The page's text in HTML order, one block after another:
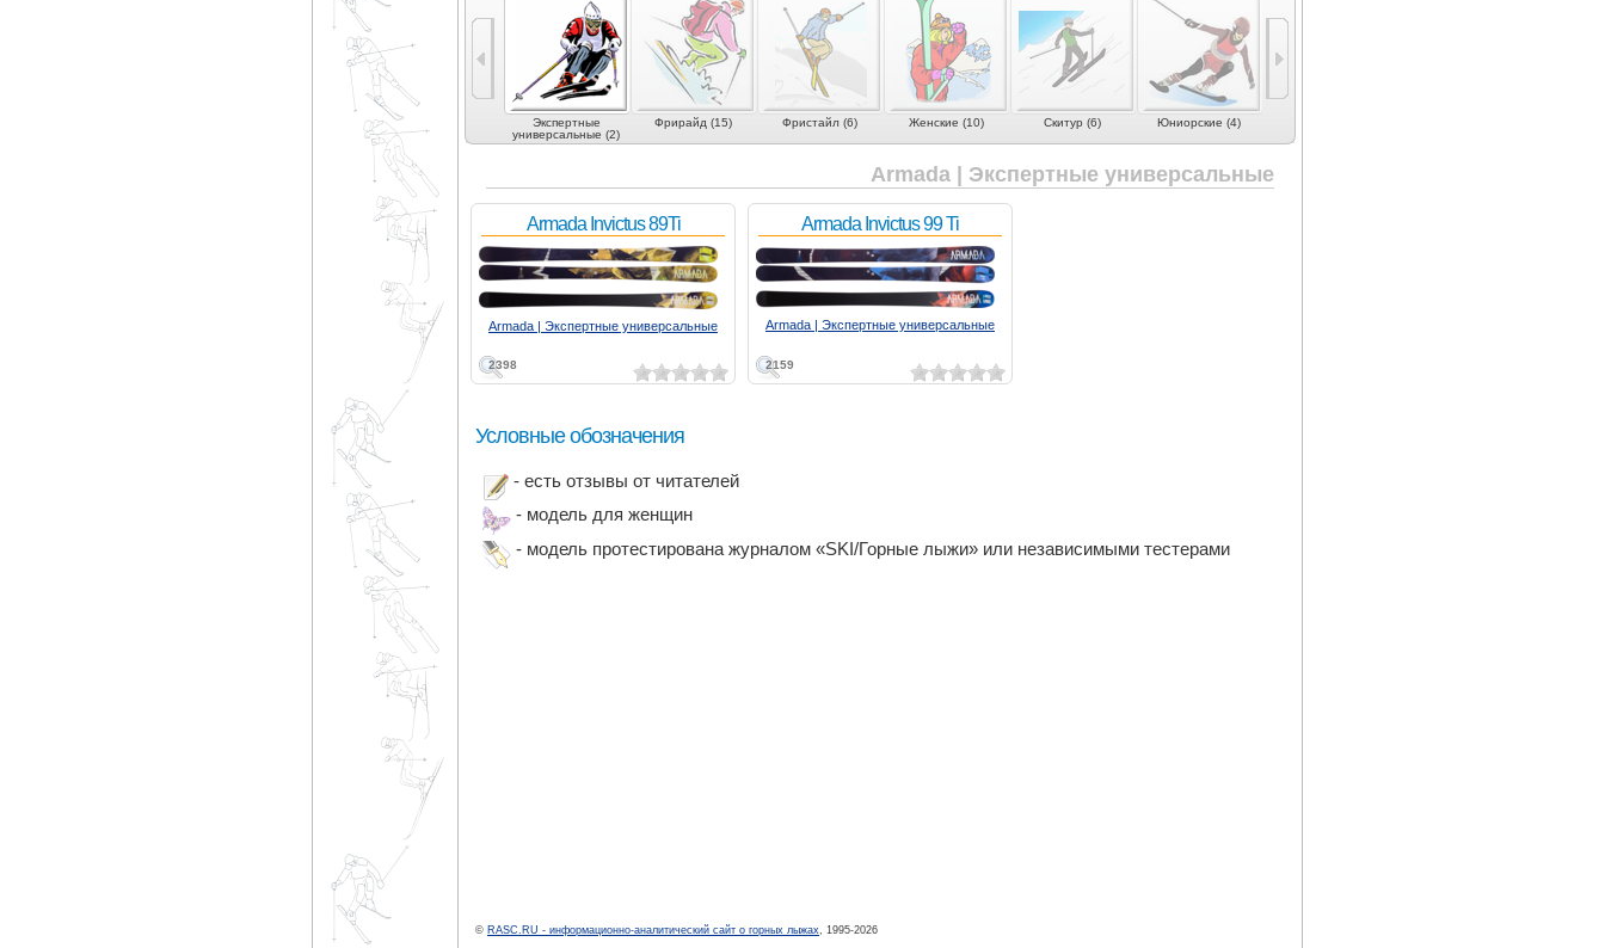
Универсальные (2)
Экспертные
универсальные (2)
Фрирайд (15) Фристайл (6) Женские (10) Скитур (6) Юниорские (4)
Armada | Экспертные универсальные
2398
Armada Invictus 89Ti
Armada | Экспертные универсальные
2159
Armada Invictus 99 Ti
Armada | Экспертные универсальные
Условные обозначения
- есть отзывы от читателей
- модель для женщин
- модель протестирована журналом «SKI/Горные лыжи» или независимыми тестерами
© RASC.RU - информационно-аналитический сайт о горных лыжах, 1995-2026